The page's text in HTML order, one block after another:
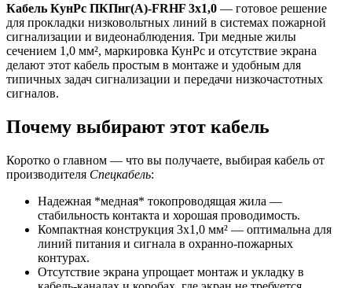
Кабель КунРс ПКПнг(А)-FRHF 3х1,0 — готовое решение
для прокладки низковольтных линий в системах пожарной
сигнализации и видеонаблюдения. Три медные жилы
сечением 1,0 мм², маркировка КунРс и отсутствие экрана
делают этот кабель простым в монтаже и удобным для
типичных задач сигнализации и передачи низкочастотных
сигналов.
Почему выбирают этот кабель
Коротко о главном — что вы получаете, выбирая кабель от
производителя Спецкабель:
Надежная *медная* токопроводящая жила —
стабильность контакта и хорошая проводимость.
Компактная конструкция 3х1,0 мм² — оптимальна для
линий питания и сигнала в охранно-пожарных
контурах.
Отсутствие экрана упрощает монтаж и укладку в